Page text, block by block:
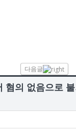
다음글
의 없음으로